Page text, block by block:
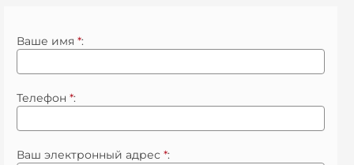
Ваше имя *:
Телефон *:
Ваш электронный адрес *: